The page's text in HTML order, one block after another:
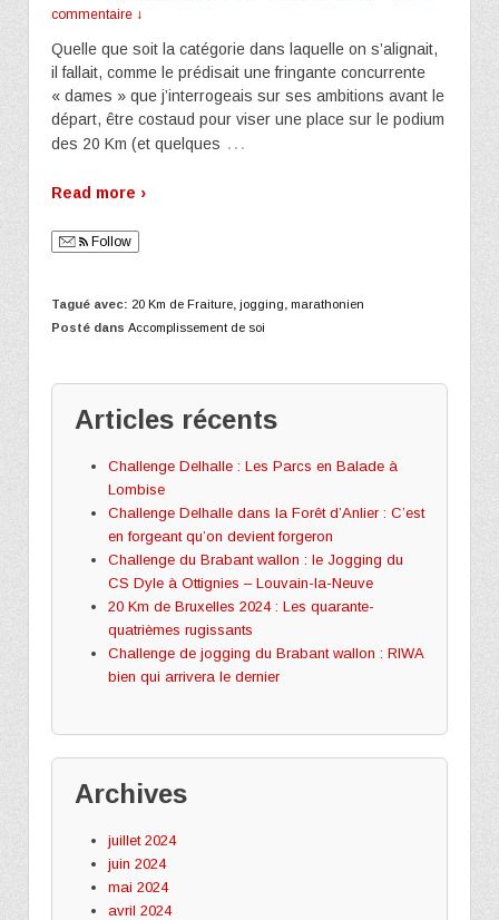
commentaire ↓
Quelle que soit la catégorie dans laquelle on s’alignait,
il fallait, comme le prédisait une fringante concurrente
« dames » que j’interrogeais sur ses ambitions avant le
départ, être costaud pour viser une place sur le podium
des 20 Km (et quelques …
Read more ›
Follow
Tagué avec: 20 Km de Fraiture jogging marathonien
Posté dans Accomplissement de soi
Articles récents
Challenge Delhalle : Les Parcs en Balade à
Lombise
Challenge Delhalle dans la Forêt d’Anlier : C’est
en forgeant qu’on devient forgeron
Challenge du Brabant wallon : le Jogging du
CS Dyle à Ottignies – Louvain-la-Neuve
20 Km de Bruxelles 2024 : Les quarante-
quatrièmes rugissants
Challenge de jogging du Brabant wallon : RIWA
bien qui arrivera le dernier
Archives
juillet 2024
juin 2024
mai 2024
avril 2024